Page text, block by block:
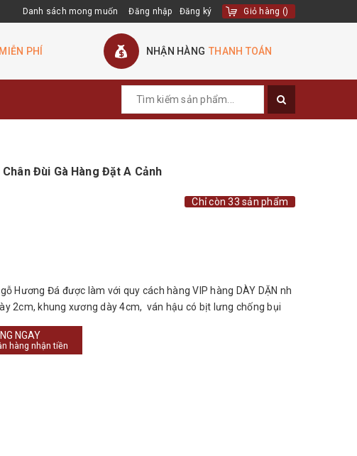
Danh sách mong muốn Đăng nhập Đăng ký Giỏ hàng ()
MIỄN PHÍ NHẬN HÀNG THANH TOÁN
Đùi Gà Hàng Đặt A Cảnh
Chỉ còn 33 sản phẩm
Hương Đá được làm với quy cách hàng VIP hàng DÀY DẶN nh
2cm, khung xương dày 4cm, ván hậu có bịt lưng chống bụi
NGAY
hàng nhận tiền